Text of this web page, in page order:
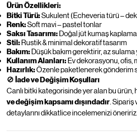
Ürün Özellikleri:
Bitki Türü:Sukulent (Echeveria türü –
Renk:Soft mavi – pastel tonlar
Saksı Tasarımı:Doğal jüt kumaş
Stil:Rustik & minimal dekoratif tasarım
Bakım:Düşük bakım gerektirir, az
Kullanım Alanları:Ev dekorasyonu, ofis,
Hazırlık:Özenle paketlenerek gönderim
🚫İade ve Değişim Koşulları
Canlı bitki kategorisinde yer alan bu ürün,
ve değişim kapsamı dışındadır .
detaylarını dikkatlice incelemenizi öneririz.